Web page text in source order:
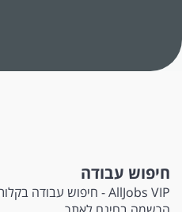
חיפוש עבודה
AllJobs VIP - חיפוש עבודה בקלות